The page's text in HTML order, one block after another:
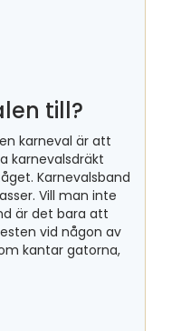
till?
karneval är att
karnevalsdräkt
Karnevalsband
Vill man inte
är det bara att
vid någon av
kantar gatorna,